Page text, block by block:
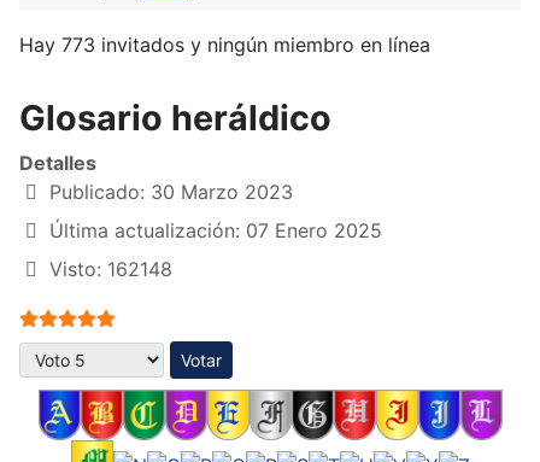
Hay 773 invitados y ningún miembro en línea
Glosario heráldico
Detalles
Publicado: 30 Marzo 2023
Última actualización: 07 Enero 2025
Visto: 162148
Ratio:5/5
Por favor, vote